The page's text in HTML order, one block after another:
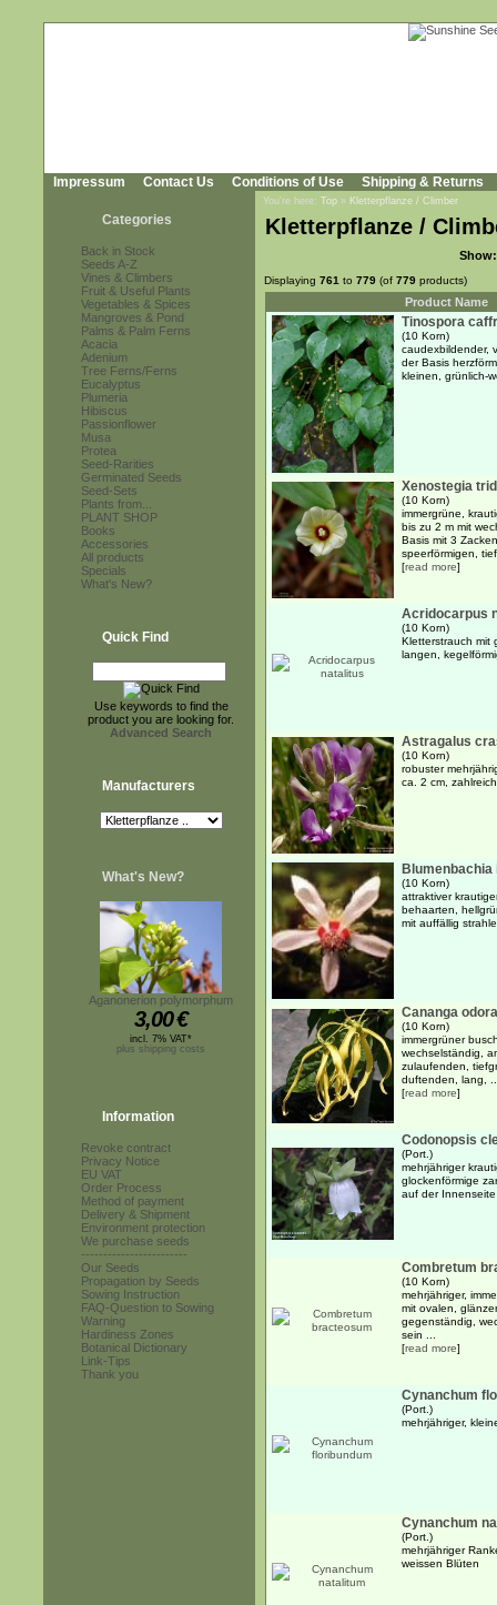
Impressum Contact Us Conditions of Use Shipping & Returns
Categories
Back in Stock
Seeds A-Z
Vines & Climbers
Fruit & Useful Plants
Vegetables & Spices
Mangroves & Pond
Palms & Palm Ferns
Acacia
Adenium
Tree Ferns/Ferns
Eucalyptus
Plumeria
Hibiscus
Passionflower
Musa
Protea
Seed-Rarities
Germinated Seeds
Seed-Sets
Plants from...
PLANT SHOP
Books
Accessories
All products
Specials
What's New?
Quick Find
Use keywords to find the
product you are looking for.
Advanced Search
Manufacturers
What's New?
Aganonerion polymorphum
3,00€
incl. 7% VAT*
plus shipping costs
Information
Revoke contract
Privacy Notice
EU VAT
Order Process
Method of payment
Delivery & Shipment
Environment protection
We purchase seeds
------------------------
Our Seeds
Propagation by Seeds
Sowing Instruction
FAQ-Question to Sowing
Warning
Hardiness Zones
Botanical Dictionary
Link-Tips
Thank you
You're here: Top » Kletterpflanze / Climber
Kletterpflanze /
Show:
Displaying 761 to 779 (of 779 products)
Product Name
Tinospora
(10 Korn)
caudexbildender,
der Basis
kleinen, grünlich-
Xenostegia
(10 Korn)
immergrüne,
bis zu 2 m mit
Basis mit 3
speerförmigen,
[read more]
Acridocarpus
(10 Korn)
Kletterstrauch mit
langen,
Astragalus
(10 Korn)
robuster
ca. 2 cm,
Blumenbachia
(10 Korn)
attraktiver
behaarten,
mit auffällig
Cananga
(10 Korn)
immergrüner
wechselständig,
zulaufenden,
duftenden, lang,
[read more]
Codonopsis
(Port.)
mehrjähriger
glockenförmige
auf der Innenseite
Combretum
(10 Korn)
mehrjähriger,
mit ovalen,
gegenständig,
sein ...
[read more]
Cynanchum
(Port.)
mehrjähriger,
Cynanchum
(Port.)
mehrjähriger
weissen Blüten